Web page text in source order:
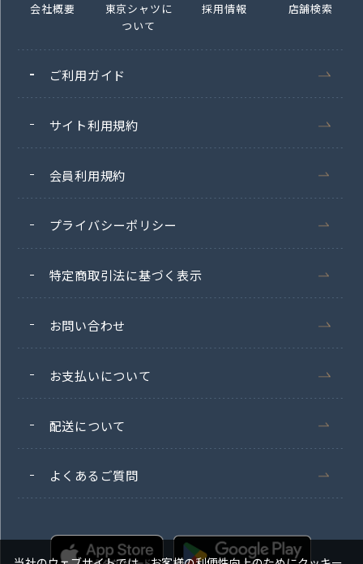
会社概要
東京シャツに
ついて
採用情報 店舗検索
ご利用ガイド
サイト利用規約
会員利用規約
プライバシーポリシー
特定商取引法に基づく表示
お問い合わせ
お支払いについて
配送について
よくあるご質問